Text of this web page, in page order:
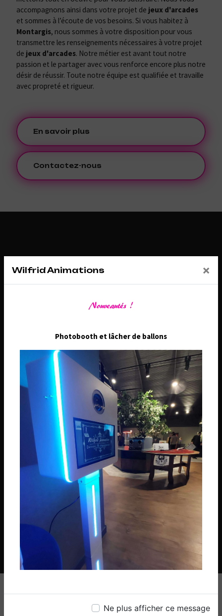
Wilfrid Animations ×
Nouveautés !
Photobooth et lâcher de ballons
Ne plus afficher ce message
accompagnons ainsi dans votre projet de jeux d'arcades
et sommes à l’écoute de vos besoins. Si vous habitez à
Montargis, nous sommes à votre disposition pour vous
transmettre les renseignements nécessaires à votre projet
de jeux d'arcades. Notre métier est avant tout notre
passion et le partager avec vous renforce encore plus notre
désir de réussir. Toute notre équipe est qualifiée et travaille
avec propreté et rigueur.
En savoir plus
Contactez-nous
Téléphone
06 74 14 59 01
Email
wilfridanimation@orange.fr